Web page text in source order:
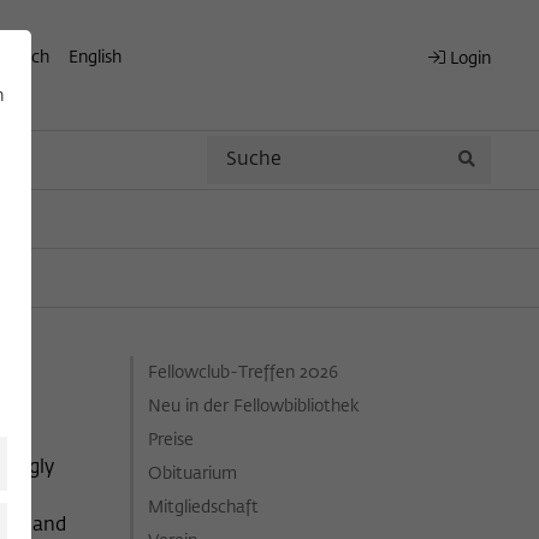
English Login
and
Fellowclub-Treffen 2026
Neu in der Fellowbibliothek
Preise
Obituarium
Mitgliedschaft